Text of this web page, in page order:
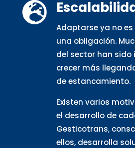

Adaptarse ya no es
una obligación.
del sector han sido
crecer más
de estancamiento.
Existen varios
el desarrollo de
Gesticotrans,
ellos, desarrolla